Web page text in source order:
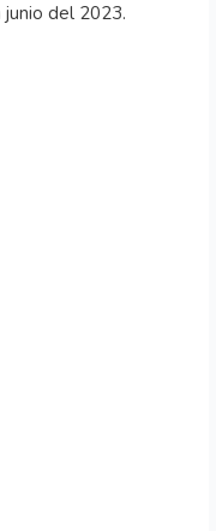
del 2023.